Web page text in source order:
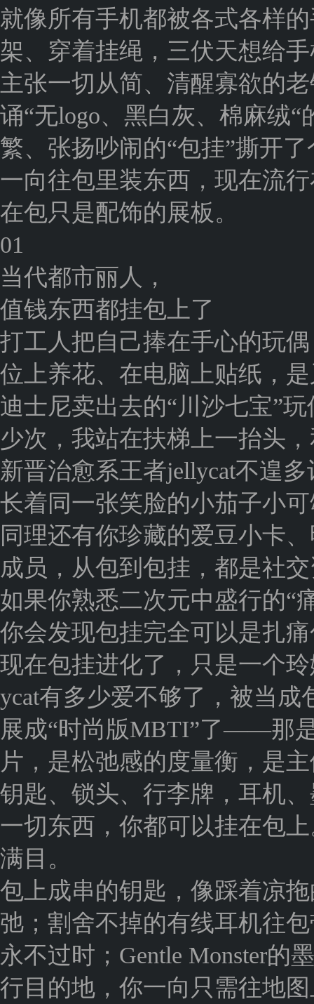
就像所有手机都被各式各样
架、穿着挂绳，三伏天想给
主张一切从简、清醒寡欲的
诵“无logo、黑白灰、棉麻绒
繁、张扬吵闹的“包挂”撕开
一向往包里装东西，现在流
在包只是配饰的展板。
01
当代都市丽人，
值钱东西都挂包上了
打工人把自己捧在手心的玩
位上养花、在电脑上贴纸，
迪士尼卖出去的“川沙七宝”
少次，我站在扶梯上一抬头
新晋治愈系王者jellycat不遑
长着同一张笑脸的小茄子小
同理还有你珍藏的爱豆小卡
成员，从包到包挂，都是社
如果你熟悉二次元中盛行的“
你会发现包挂完全可以是扎
现在包挂进化了，只是一个
ycat有多少爱不够了，被当
展成“时尚版MBTI”了——那
片，是松弛感的度量衡，是
钥匙、锁头、行李牌，耳机
一切东西，你都可以挂在包
满目。
包上成串的钥匙，像踩着凉
弛；割舍不掉的有线耳机往
永不过时；Gentle Monster的
行目的地，你一向只需往地